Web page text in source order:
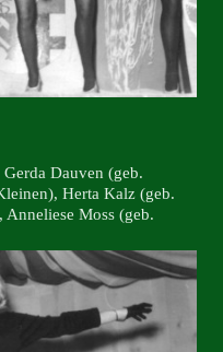
Dauven (geb.
Herta Kalz (geb.
Moss (geb.